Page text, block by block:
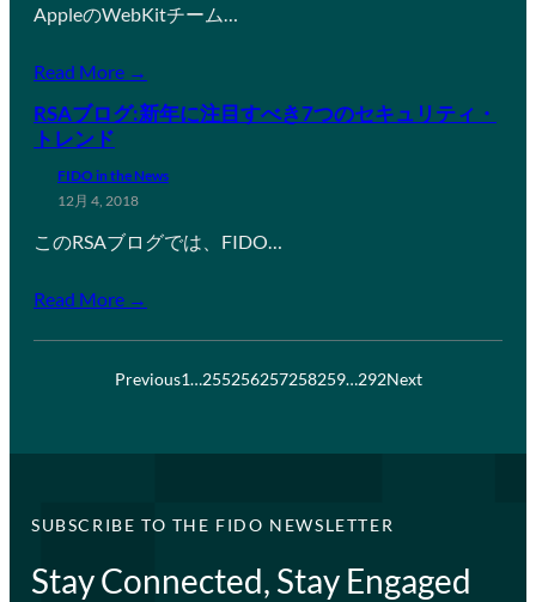
AppleのWebKitチーム…
Read More →
RSAブログ:新年に注目すべき7つのセキュリティ・
トレンド
FIDO in the News
12月 4, 2018
このRSAブログでは、FIDO…
Read More →
Previous1…255256257258259…292Next
SUBSCRIBE TO THE FIDO NEWSLETTER
Stay Connected, Stay Engaged